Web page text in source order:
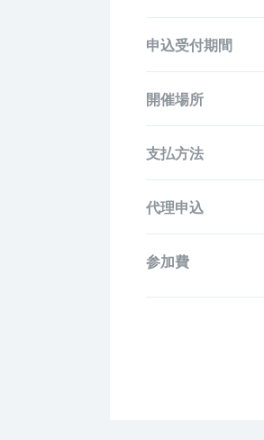
申込受付期間
開催場所
支払方法
代理申込
参加費